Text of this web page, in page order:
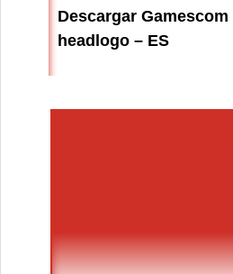
Descargar
headlogo – ES